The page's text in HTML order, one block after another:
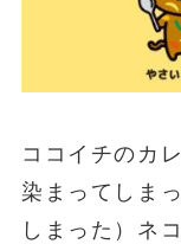
ココイチのカ
染まってしま
しまった）ネ